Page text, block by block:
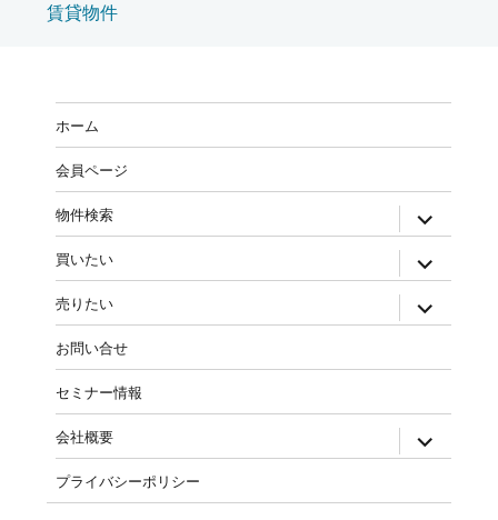
賃貸物件
ホーム
会員ページ
物件検索
買いたい
売りたい
お問い合せ
セミナー情報
会社概要
プライバシーポリシー